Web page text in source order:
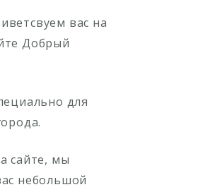
вас на
Добрый
для
сайте, мы
небольшой